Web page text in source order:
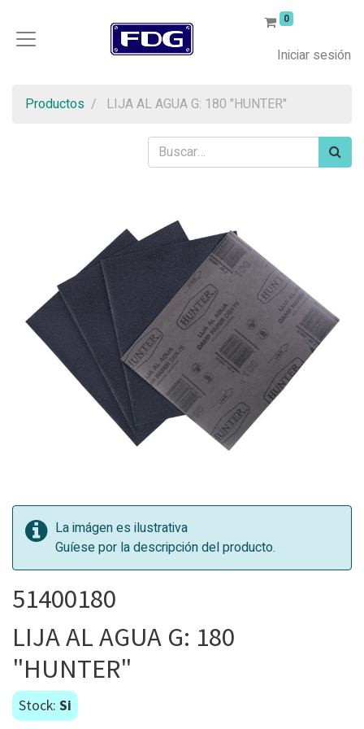
0
Iniciar sesión
Productos LIJA AL AGUA G: 180 "HUNTER"
La imágen es ilustrativa
Guíese por la descripción del producto.
51400180
LIJA AL AGUA G: 180
"HUNTER"
Stock: Si